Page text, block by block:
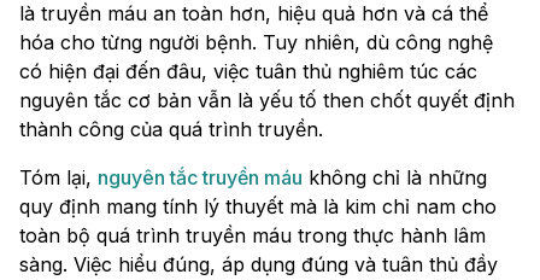
là truyền máu an toàn hơn, hiệu quả hơn và cá thể
hóa cho từng người bệnh. Tuy nhiên, dù công nghệ
có hiện đại đến đâu, việc tuân thủ nghiêm túc các
nguyên tắc cơ bản vẫn là yếu tố then chốt quyết định
thành công của quá trình truyền.
Tóm lại, nguyên tắc truyền máu không chỉ là những
quy định mang tính lý thuyết mà là kim chỉ nam cho
toàn bộ quá trình truyền máu trong thực hành lâm
sàng. Việc hiểu đúng, áp dụng đúng và tuân thủ đầy